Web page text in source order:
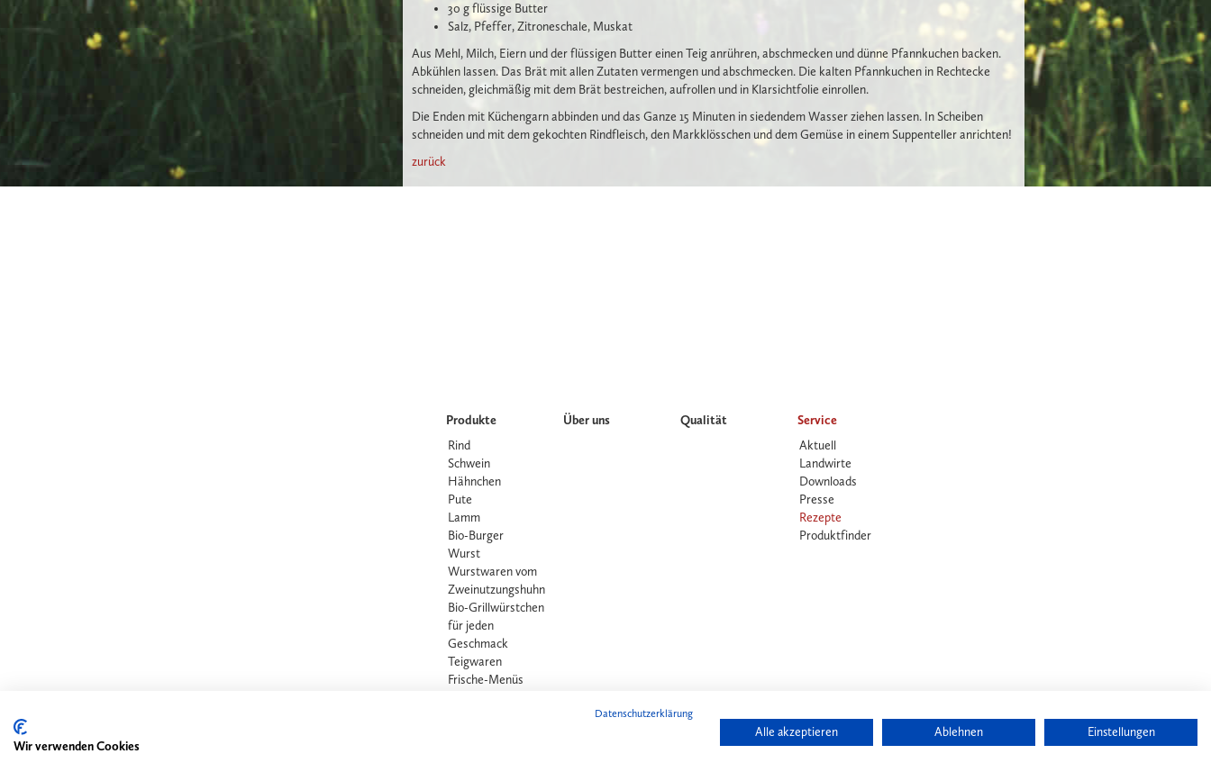
30 g flüssige Butter
Salz, Pfeffer, Zitroneschale, Muskat
Aus Mehl, Milch, Eiern und der flüssigen Butter einen Teig anrühren, abschmecken und dünne Pfannkuchen backen.
Abkühlen lassen. Das Brät mit allen Zutaten vermengen und abschmecken. Die kalten Pfannkuchen in Rechtecke
schneiden, gleichmäßig mit dem Brät bestreichen, aufrollen und in Klarsichtfolie einrollen.
Die Enden mit Küchengarn abbinden und das Ganze 15 Minuten in siedendem Wasser ziehen lassen. In Scheiben
schneiden und mit dem gekochten Rindfleisch, den Markklösschen und dem Gemüse in einem Suppenteller anrichten!
zurück
Produkte
Rind
Schwein
Hähnchen
Pute
Lamm
Bio-Burger
Wurst
Wurstwaren vom
Zweinutzungshuhn
Bio-Grillwürstchen
für jeden
Geschmack
Teigwaren
Frische-Menüs
Über uns Qualität
Service
Aktuell
Landwirte
Downloads
Presse
Rezepte
Produktfinder
Datenschutzerklärung
Wir verwenden Cookies
Alle akzeptieren Ablehnen Einstellungen